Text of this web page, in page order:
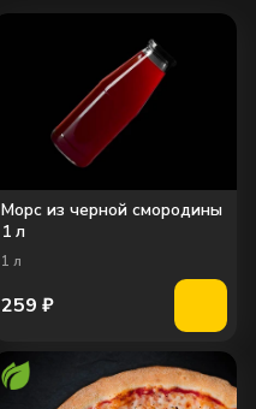
Морс из черной смородины
1 л
1 л
259 ₽